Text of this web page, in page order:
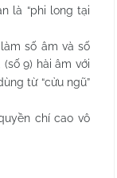
là “phi long tại
số âm và số
(số 9) hài âm với
từ “cửu ngũ”
chí cao vô